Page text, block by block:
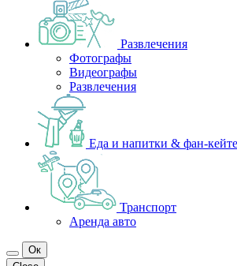
Развлечения
Фотографы
Видеографы
Развлечения
Еда и напитки & фан-
Транспорт
Аренда авто
Ок